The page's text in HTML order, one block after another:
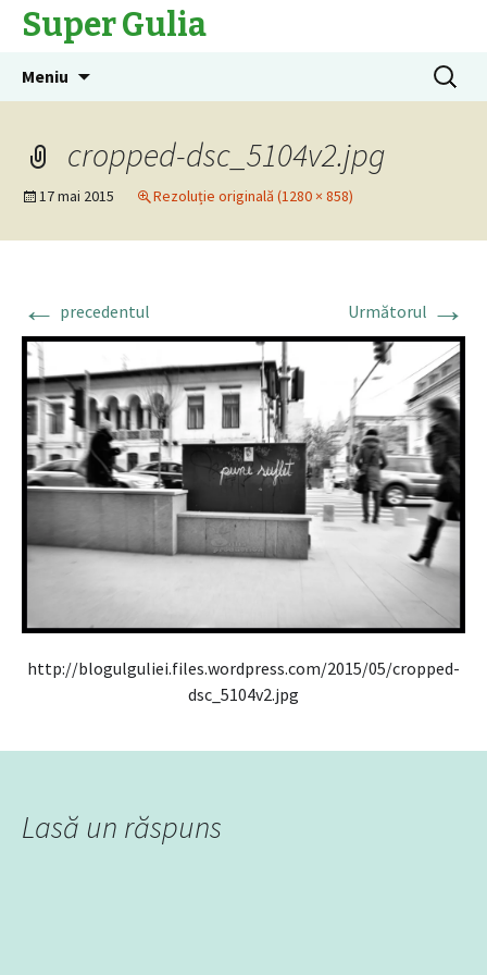
Super Gulia
Meniu
Caută
după:
cropped-dsc_5104v2.jpg
17 mai 2015 Rezoluție originală (1280 × 858)
← precedentul Următorul →
http://blogulguliei.files.wordpress.com/2015/05/cropped-
dsc_5104v2.jpg
Lasă un răspuns